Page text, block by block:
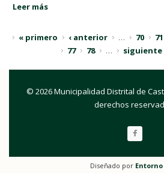
Leer más
« primero ‹ anterior … 70 71
77
78 … siguiente
© 2026 Municipalidad Distrital de
derechos
Diseñado por Entorno